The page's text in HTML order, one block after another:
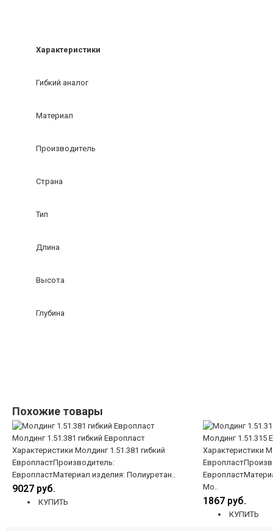
Характеристики
Гибкий аналог
Материал
Производитель
Страна
Тип
Длина
Высота
Глубина
Похожие товары
Молдинг 1.51.381 гибкий Европласт
Характеристики Молдинг 1.51.381 гибкий
ЕвропластПроизводитель:
ЕвропластМатериал изделия: Полиуретан..
9027 руб.
КУПИТЬ
Молдинг 1.51.315
Характеристики
Мо..
1867 руб.
КУПИТЬ